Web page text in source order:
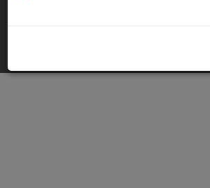
NOV 11, 2008 00:00